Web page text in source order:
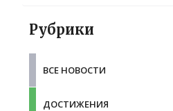
Рубрики
ВСЕ НОВОСТИ
ДОСТИЖЕНИЯ